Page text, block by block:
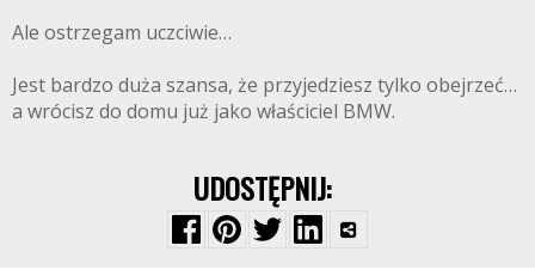
Ale ostrzegam uczciwie…
Jest bardzo duża szansa, że przyjedziesz tylko obejrzeć…
a wrócisz do domu już jako właściciel BMW.
UDOSTĘPNIJ: